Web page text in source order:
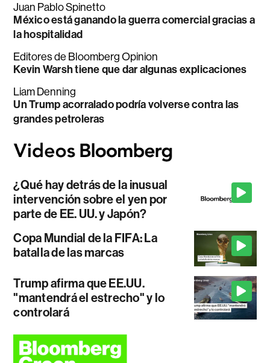
Juan Pablo Spinetto
México está ganando la guerra comercial gracias a
la hospitalidad
Editores de Bloomberg Opinion
Kevin Warsh tiene que dar algunas explicaciones
Liam Denning
Un Trump acorralado podría volverse contra las
grandes petroleras
¿Qué hay detrás de la inusual
intervención sobre el yen por
parte de EE. UU. y Japón?
Copa Mundial de la FIFA: La
batalla de las marcas
Trump afirma que EE.UU.
"mantendrá el estrecho" y lo
controlará